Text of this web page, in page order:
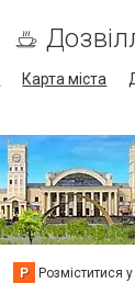
Карта міста
Р Розміститися